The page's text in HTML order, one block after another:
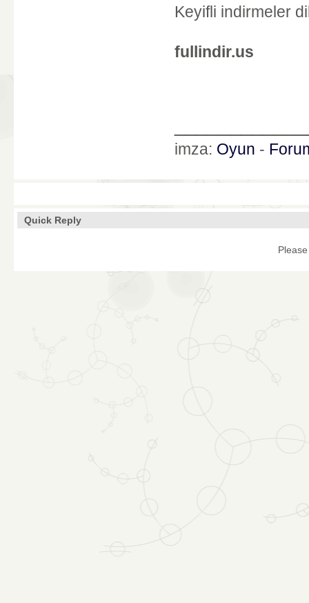
Keyifli indirmeler
fullindir.us
imza: Oyun -
Quick Reply